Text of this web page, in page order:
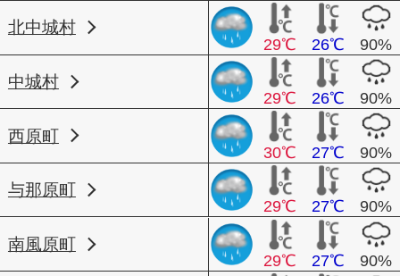
北中城村
29℃ 26℃ 90%
中城村
29℃ 26℃ 90%
西原町
30℃ 27℃ 90%
与那原町
29℃ 27℃ 90%
南風原町
29℃ 27℃ 90%